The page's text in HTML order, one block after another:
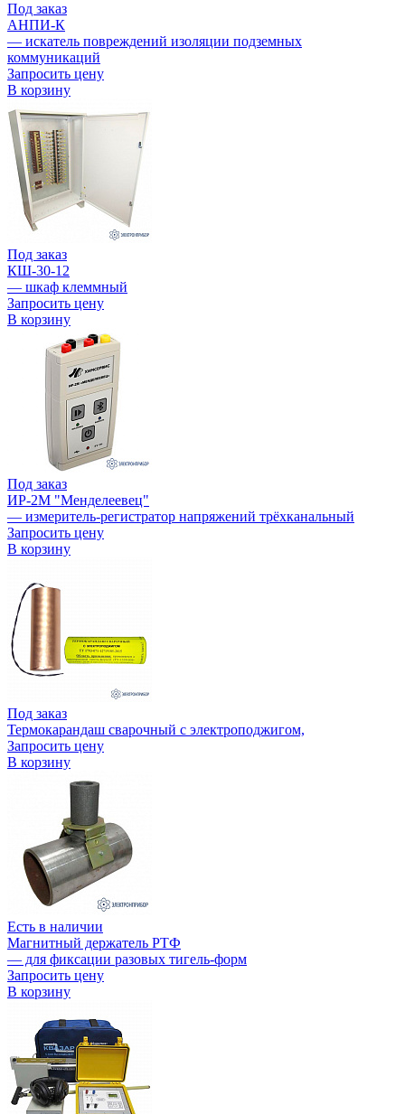
Под заказ
АНПИ-К
— искатель повреждений изоляции подземных
коммуникаций
Запросить цену
В корзину
Под заказ
КШ-30-12
— шкаф клеммный
Запросить цену
В корзину
Под заказ
ИР-2М "Менделеевец"
— измеритель-регистратор напряжений трёхканальный
Запросить цену
В корзину
Под заказ
Термокарандаш сварочный с электроподжигом,
Запросить цену
В корзину
Есть в наличии
Магнитный держатель РТФ
— для фиксации разовых тигель-форм
Запросить цену
В корзину